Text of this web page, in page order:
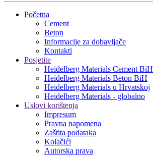
Početna
Cement
Beton
Informacije za dobavljače
Kontakti
Posjetite
Heidelberg Materials Cement BiH
Heidelberg Materials Beton BiH
Heidelberg Materials u Hrvatskoj
Heidelberg Materials - globalno
Uslovi korištenja
Impresum
Pravna napomena
Zaštita podataka
Kolačići
Autorska prava